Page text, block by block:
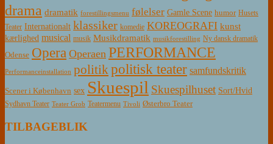
drama dramatik forestillingsmenu følelser Gamle Scene humor Husets
Teater Internationalt klassiker komedie KOREOGRAFI kunst
kærlighed musical musik Musikdramatik musikforestilling Ny dansk dramatik
Odense Opera Operaen PERFORMANCE
Performanceinstallation politikpolitisk teater samfundskritik
Scener i København sex Skuespil Skuespilhuset Sort/Hvid
Sydhavn Teater Teater Grob Teatermenu Tivoli Østerbro Teater
TILBAGEBLIK